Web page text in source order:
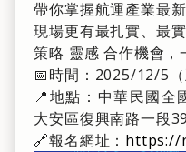
帶你掌握航運產業最
現場更有最扎實、最
策略 靈感 合作機會，
📅時間：2025/12/5
📍地點：中華民國全
大安區復興南路一段
🔗報名網址： https://